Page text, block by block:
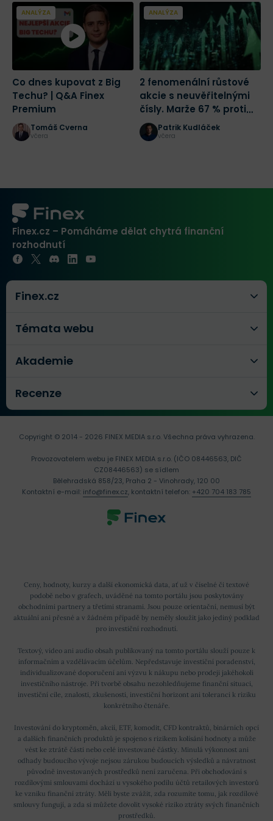
publikací a e-booků zaměřených na
finance a investování.
ANALÝZA
Co dnes kupovat z Big
Techu? | Q&A Finex
Premium
Tomáš Cverna
včera
ANALÝZA
2 fenomenální růstové
akcie s neuvěřitelnými
čísly. Marže 67 % proti
růstu tržeb o 684 %.
Která je lepší?
Patrik Kudláček
včera
Finex.cz – Pomáháme dělat chytrá finanční
rozhodnutí
Finex.cz
Témata webu
Akademie
Recenze
Ceny, hodnoty, kurzy a další ekonomická data, ať už v číselné či textové
podobě nebo v grafech, uváděné na tomto portálu jsou poskytovány
obchodními partnery a třetími stranami. Jsou pouze orientační, nemusí být
aktuální ani přesné a v žádném případě by neměly sloužit jako jediný podklad
pro investiční rozhodnutí.
Textový, video ani audio obsah publikovaný na tomto portálu slouží pouze k
informačním a vzdělávacím účelům. Nepředstavuje investiční poradenství,
individualizované doporučení ani výzvu k nákupu nebo prodeji jakéhokoli
investičního nástroje. Při tvorbě obsahu nezohledňujeme finanční situaci,
investiční cíle, znalosti, zkušenosti, investiční horizont ani toleranci k riziku
konkrétního čtenáře.
Investování do kryptoměn, akcií, ETF, komodit, CFD kontraktů, binárních opcí
a dalších finančních produktů je spojeno s rizikem kolísání hodnoty a může
vést ke ztrátě části nebo celé investované částky. Minulá výkonnost ani
odhady budoucího vývoje nejsou zárukou budoucích výsledků a návratnost
původně investovaných prostředků není zaručena. Při obchodování s
rozdílovými smlouvami dochází u vysokého podílu účtů retailových investorů
ke vzniku finanční ztráty. Měli byste zvážit, zda rozumíte tomu, jak rozdílové
smlouvy fungují, a zda si můžete dovolit vysoké riziko ztráty svých finančních
prostředků.
Copyright © 2014 - 2026 FINEX MEDIA s.r.o.Všechna práva vyhrazena.
Provozovatelem webu je FINEX MEDIA s.r.o. (IČO 08446563, DIČ
CZ08446563) se sídlem
Bělehradská 858/23, Praha 2 - Vinohrady, 120 00
Kontaktní e-mail: info@finex.cz, kontaktní telefon: +420 704 183 785